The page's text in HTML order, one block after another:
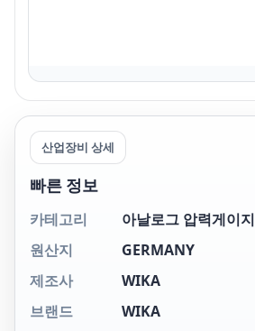
산업장비 상세
빠른 정보
카테고리
아날로그 압력게이지
원산지
GERMANY
제조사
WIKA
브랜드
WIKA